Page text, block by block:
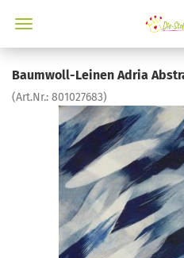
Baumwoll-Leinen Adria
(Art.Nr.: 801027683)